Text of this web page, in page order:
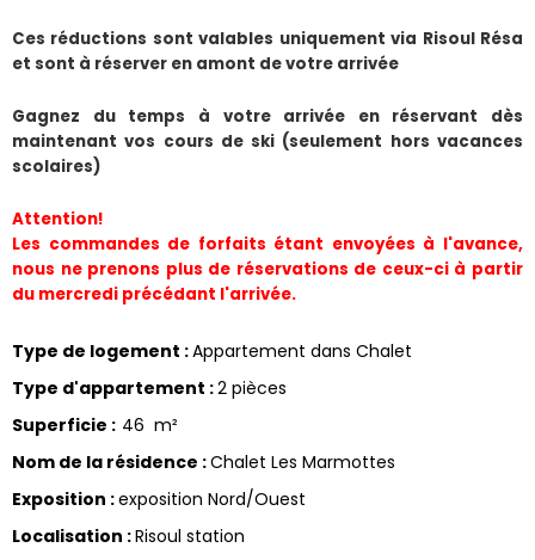
​Ces réductions sont valables uniquement via Risoul Résa
et sont à réserver en amont de votre arrivée
Gagnez du temps à votre arrivée en réservant dès
maintenant vos cours de ski (seulement hors vacances
scolaires)
Attention!
Les commandes de forfaits étant envoyées à l'avance,
nous ne prenons plus de réservations de ceux-ci à partir
du mercredi précédant l'arrivée.
Type de logement :Appartement dans Chalet
Type d'appartement :2 pièces
Superficie : 46 m²
Nom de la résidence :Chalet Les Marmottes
Exposition :exposition Nord/Ouest
Localisation :Risoul station